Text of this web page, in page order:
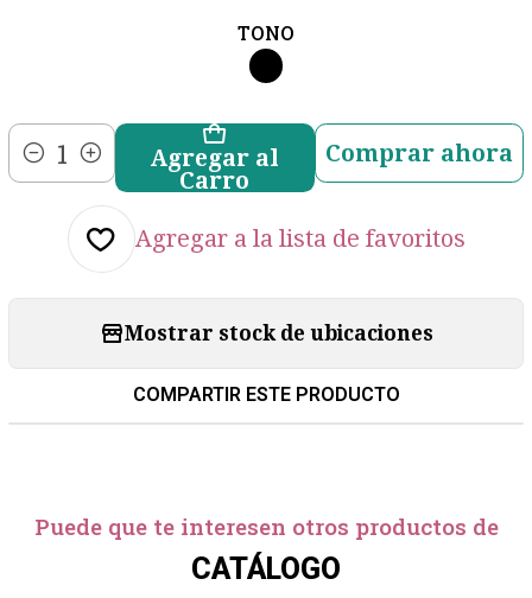
TONO
Cantidad
Agregar al
Carro
Comprar ahora
Agregar a la lista de favoritos
Mostrar stock de ubicaciones
COMPARTIR ESTE PRODUCTO
Puede que te interesen otros productos de
CATÁLOGO